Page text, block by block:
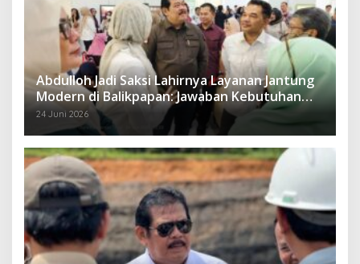
Abdulloh Jadi Saksi Lahirnya Layanan Jantung
Modern di Balikpapan: Jawaban Kebutuhan
Rakyat
24 Juni 2026